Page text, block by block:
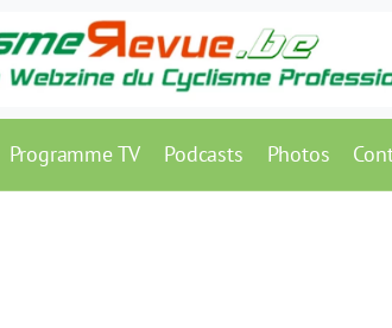
Programme TV Podcasts Photos